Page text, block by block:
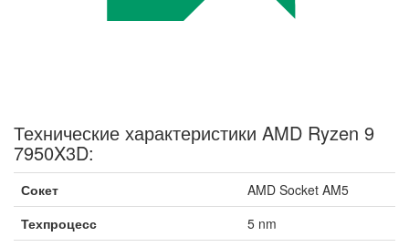
Технические характеристики AMD Ryzen 9
7950X3D:
Сокет
AMD Socket AM5
Техпроцесс
5 nm